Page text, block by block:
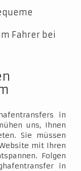
Fahrer bei
in
uns, Ihnen
Sie müssen
mit Ihren
Folgen
in